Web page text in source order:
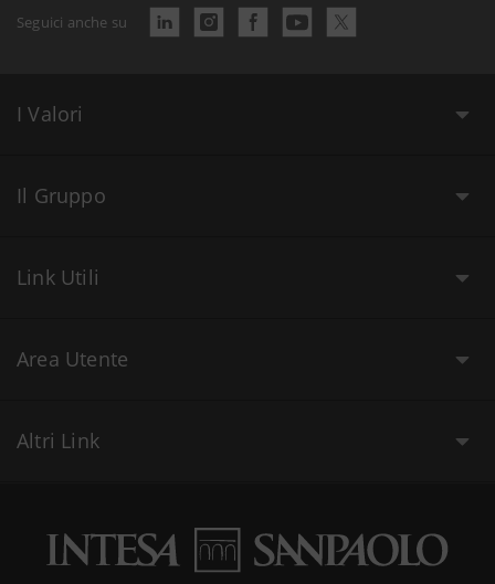
Seguici anche su
I Valori
Il Gruppo
Link Utili
Area Utente
Altri Link